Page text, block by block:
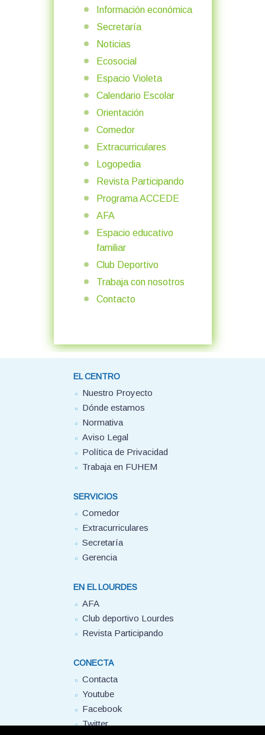
Información económica
Secretaría
Noticias
Ecosocial
Espacio Violeta
Calendario Escolar
Orientación
Comedor
Extracurriculares
Logopedia
Revista Participando
Programa ACCEDE
AFA
Espacio educativo
familiar
Club Deportivo
Trabaja con nosotros
Contacto
EL CENTRO
Nuestro Proyecto
Dónde estamos
Normativa
Aviso Legal
Política de Privacidad
Trabaja en FUHEM
SERVICIOS
Comedor
Extracurriculares
Secretaría
Gerencia
EN EL LOURDES
AFA
Club deportivo Lourdes
Revista Participando
CONECTA
Contacta
Youtube
Facebook
Twitter